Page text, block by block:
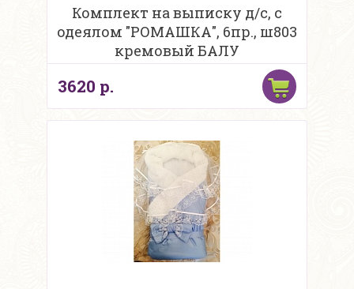
Комплект на выписку д/с, с
одеялом "РОМАШКА", 6пр., ш803
кремовый БАЛУ
3620 р.